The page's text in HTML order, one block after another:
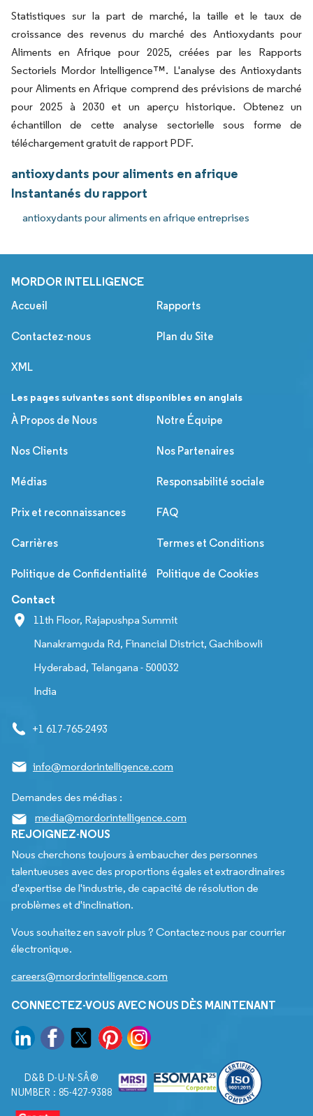
Statistiques sur la part de marché, la taille et le taux de
croissance des revenus du marché des Antioxydants pour
Aliments en Afrique pour 2025, créées par les Rapports
Sectoriels Mordor Intelligence™. L'analyse des Antioxydants
pour Aliments en Afrique comprend des prévisions de marché
pour 2025 à 2030 et un aperçu historique. Obtenez un
échantillon de cette analyse sectorielle sous forme de
téléchargement gratuit de rapport PDF.
antioxydants pour aliments en afrique
Instantanés du rapport
antioxydants pour aliments en afrique entreprises
MORDOR INTELLIGENCE
Accueil Rapports
Contactez-nous Plan du Site
XML
Les pages suivantes sont disponibles en anglais
À Propos de Nous
Notre Équipe
Nos Clients Nos Partenaires
Médias Responsabilité sociale
Prix et reconnaissances FAQ
Carrières Termes et Conditions
Politique de Confidentialité Politique de Cookies
Contact
11th Floor, Rajapushpa Summit
Nanakramguda Rd, Financial District, Gachibowli
Hyderabad, Telangana - 500032
India
+1 617-765-2493
info@mordorintelligence.com
Demandes des médias :
media@mordorintelligence.com
REJOIGNEZ-NOUS
Nous cherchons toujours à embaucher des personnes
talentueuses avec des proportions égales et extraordinaires
d'expertise de l'industrie, de capacité de résolution de
problèmes et d'inclination.
Vous souhaitez en savoir plus ? Contactez-nous par courrier
électronique.
careers@mordorintelligence.com
CONNECTEZ-VOUS AVEC NOUS DÈS MAINTENANT
D&B D-U-N-SÂ®
NUMBER : 85-427-9388